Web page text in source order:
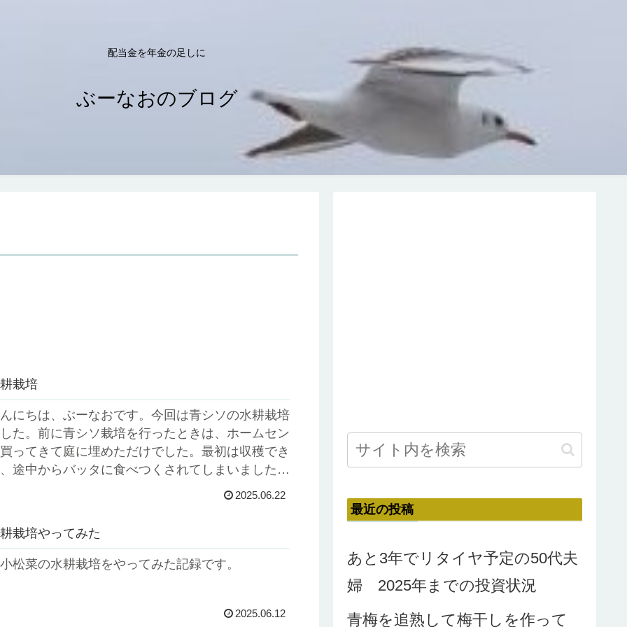
配当金を年金の足しに
ぶーなおのブログ
栽培
にちは、ぶーなおです。今回は青シソの水耕栽培
た。前に青シソ栽培を行ったときは、ホームセン
ってきて庭に埋めただけでした。最初は収穫でき
途中からバッタに食べつくされてしまいました。
2025.06.22
栽培やってみた
松菜の水耕栽培をやってみた記録です。
2025.06.12
最近の投稿
あと3年でリタイヤ予定の50代夫
婦 2025年までの投資状況
青梅を追熟して梅干しを作って